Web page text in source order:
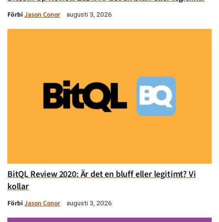
Förbi Jason Conor augusti 3, 2026
BitQL Review 2020: Är det en bluff eller legitimt? Vi
kollar
Förbi Jason Conor augusti 3, 2026